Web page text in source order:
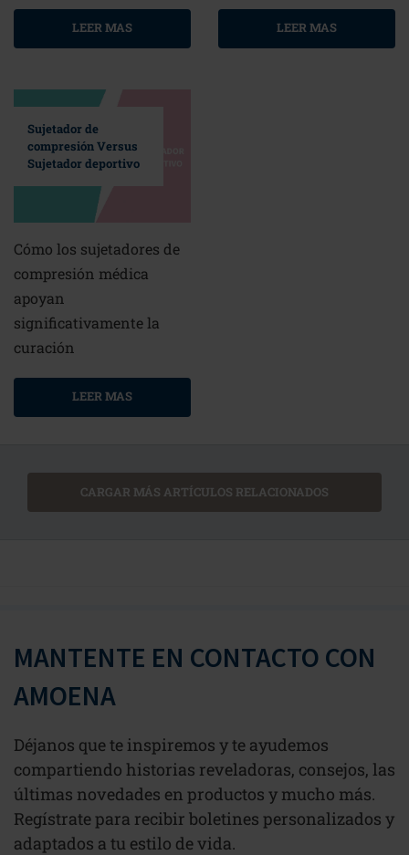
LEER MAS LEER MAS
Sujetador de
compresión Versus
Sujetador deportivo
Cómo los sujetadores de
compresión médica
apoyan
significativamente la
curación
LEER MAS
CARGAR MÁS ARTÍCULOS RELACIONADOS
MANTENTE EN CONTACTO CON
AMOENA
Déjanos que te inspiremos y te ayudemos
compartiendo historias reveladoras, consejos, las
últimas novedades en productos y mucho más.
Regístrate para recibir boletines personalizados y
adaptados a tu estilo de vida.